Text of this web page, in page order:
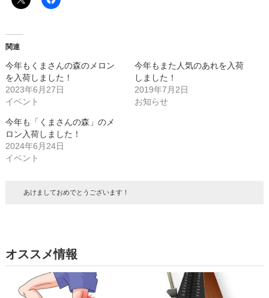
関連
今年もくまさんの森のメロン
を入荷しました！
2023年6月27日
イベント
今年もまた人気のあれを入荷
しました！
2019年7月2日
お知らせ
今年も「くまさんの森」のメ
ロン入荷しました！
2024年6月24日
イベント
あけましておめでとうございます！
オススメ情報